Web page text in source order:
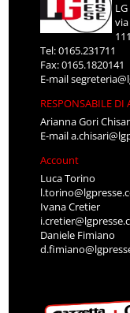
LG
Tel: 0165.231711
Fax: 0165.1820141
E-mail
RESPONSABILE DI
Arianna Gori
E-mail
Account
Luca Torino
Ivana Cretier
Daniele Fimiano